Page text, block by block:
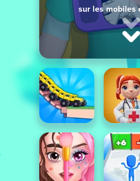
sur les mobiles